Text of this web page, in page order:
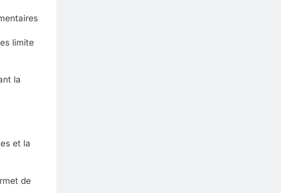
limite
la
et la
de